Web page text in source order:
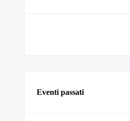
Eventi passati